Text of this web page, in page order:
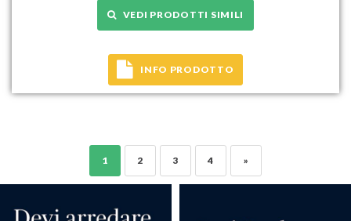
VEDI PRODOTTI SIMILI
INFO PRODOTTO
1 2 3 4 »